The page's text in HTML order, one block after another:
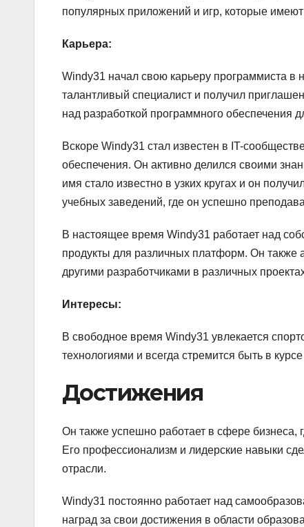
популярных приложений и игр, которые
Карьера:
Windy31 начал свою карьеру программиста в
талантливый специалист и получил
над разработкой программного обеспечения
Вскоре Windy31 стал известен в IT-
обеспечения. Он активно делился своими
имя стало известно в узких кругах и он
учебных заведений, где он успешно
В настоящее время Windy31 работает над
продукты для различных платформ. Он также
другими разработчиками в различных
Интересы:
В свободное время Windy31 увлекается
технологиями и всегда стремится быть в
Достижения
Он также успешно работает в сфере бизнеса,
Его профессионализм и лидерские навыки
отрасли.
Windy31 постоянно работает над
наград за свои достижения в области